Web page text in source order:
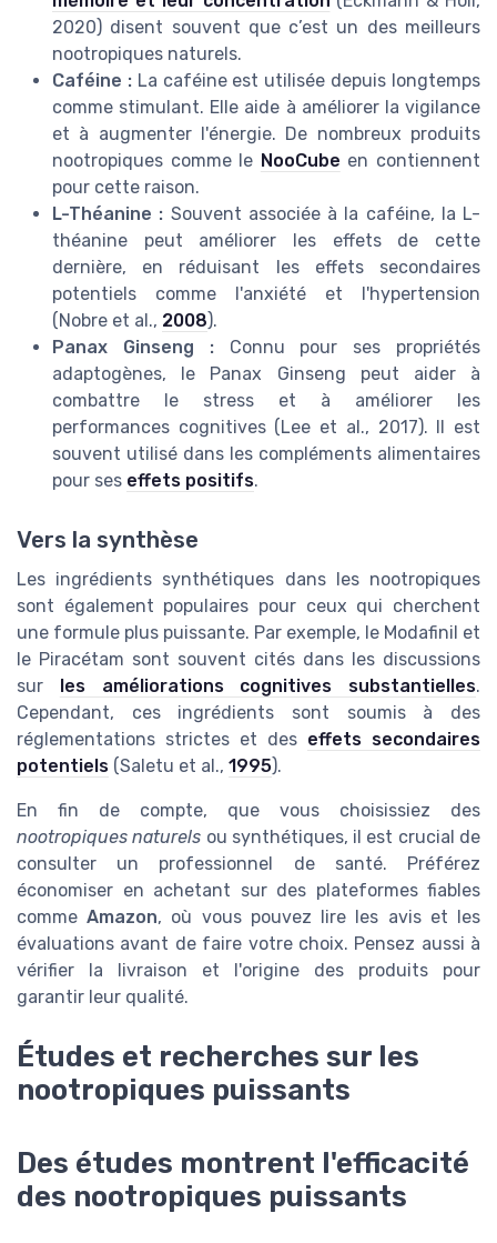
2020) disent souvent que c’est un des meilleurs
nootropiques naturels.
Caféine :La caféine est utilisée depuis longtemps
comme stimulant. Elle aide à améliorer la vigilance
et à augmenter l'énergie. De nombreux produits
nootropiques comme le NooCube en contiennent
pour cette raison.
L-Théanine : Souvent associée à la caféine, la L-
théanine peut améliorer les effets de cette
dernière, en réduisant les effets secondaires
potentiels comme l'anxiété et l'hypertension
(Nobre et al., 2008).
Panax Ginseng :Connu pour ses propriétés
adaptogènes, le Panax Ginseng peut aider à
combattre le stress et à améliorer les
performances cognitives (Lee et al., 2017). Il est
souvent utilisé dans les compléments alimentaires
pour ses effets positifs.
Vers la synthèse
Les ingrédients synthétiques dans les nootropiques
sont également populaires pour ceux qui cherchent
une formule plus puissante. Par exemple, le Modafinil et
le Piracétam sont souvent cités dans les discussions
sur les améliorations cognitives substantielles.
Cependant, ces ingrédients sont soumis à des
réglementations strictes et des effets secondaires
potentiels (Saletu et al., 1995).
En fin de compte, que vous choisissiez des
nootropiques naturels ou synthétiques, il est crucial de
consulter un professionnel de santé. Préférez
économiser en achetant sur des plateformes fiables
commeAmazon, où vous pouvez lire les avis et les
évaluations avant de faire votre choix. Pensez aussi à
vérifier la livraison et l'origine des produits pour
garantir leur qualité.
Études et recherches sur les
nootropiques puissants
Des études montrent l'efficacité
des nootropiques puissants